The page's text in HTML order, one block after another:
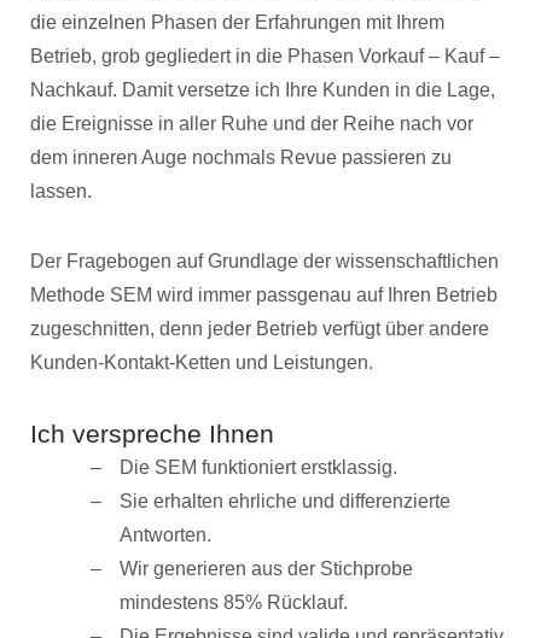
die einzelnen Phasen der Erfahrungen mit Ihrem
Betrieb, grob gegliedert in die Phasen Vorkauf – Kauf –
Nachkauf. Damit versetze ich Ihre Kunden in die Lage,
die Ereignisse in aller Ruhe und der Reihe nach vor
dem inneren Auge nochmals Revue passieren zu
lassen.
Der Fragebogen auf Grundlage der wissenschaftlichen
Methode SEM wird immer passgenau auf Ihren Betrieb
zugeschnitten, denn jeder Betrieb verfügt über andere
Kunden-Kontakt-Ketten und Leistungen.
Ich verspreche Ihnen
Die SEM funktioniert erstklassig.
Sie erhalten ehrliche und differenzierte
Antworten.
Wir generieren aus der Stichprobe
mindestens 85% Rücklauf.